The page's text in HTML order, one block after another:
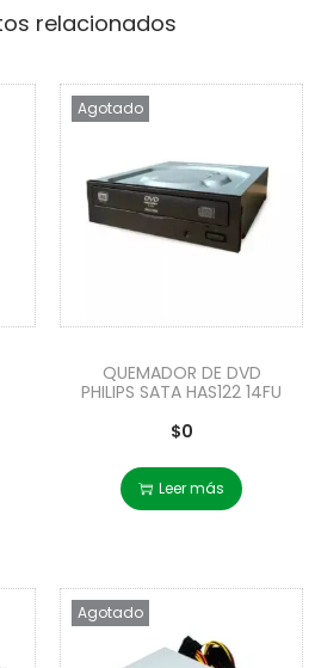
relacionados
Agotado
QUEMADOR DE DVD
PHILIPS SATA HAS122 14FU
$0
Leer más
Agotado